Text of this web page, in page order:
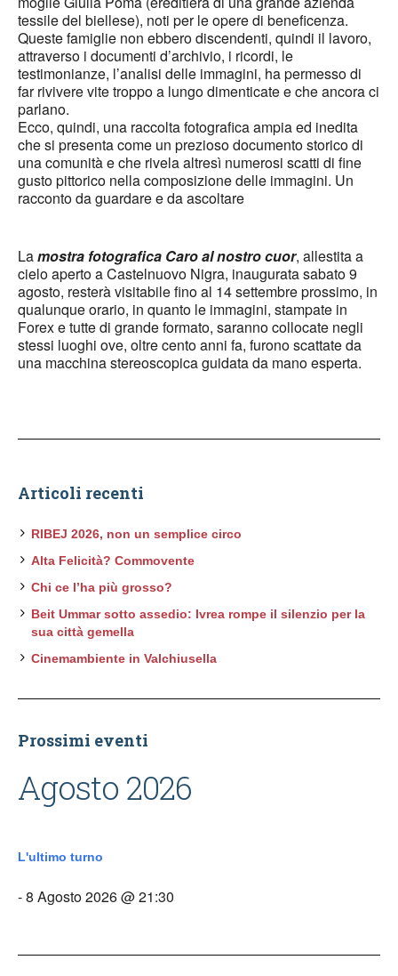
tessile del biellese), noti per le opere di beneficenza.
Queste famiglie non ebbero discendenti, quindi il lavoro,
attraverso i documenti d’archivio, i ricordi, le
testimonianze, l’analisi delle immagini, ha permesso di
far rivivere vite troppo a lungo dimenticate e che ancora ci
parlano.
Ecco, quindi, una raccolta fotografica ampia ed inedita
che si presenta come un prezioso documento storico di
una comunità e che rivela altresì numerosi scatti di fine
gusto pittorico nella composizione delle immagini. Un
racconto da guardare e da ascoltare
Lamostra fotografica Caro al nostro cuor, allestita a
cielo aperto a Castelnuovo Nigra, inaugurata sabato 9
agosto, resterà visitabile fino al 14 settembre prossimo, in
qualunque orario, in quanto le immagini, stampate in
Forex e tutte di grande formato, saranno collocate negli
stessi luoghi ove, oltre cento anni fa, furono scattate da
una macchina stereoscopica guidata da mano esperta.
Articoli recenti
RIBEJ 2026, non un semplice circo
Alta Felicità? Commovente
Chi ce l’ha più grosso?
Beit Ummar sotto assedio: Ivrea rompe il silenzio per la
sua città gemella
Cinemambiente in Valchiusella
Prossimi eventi
Agosto 2026
L'ultimo turno
- 8 Agosto 2026 @ 21:30